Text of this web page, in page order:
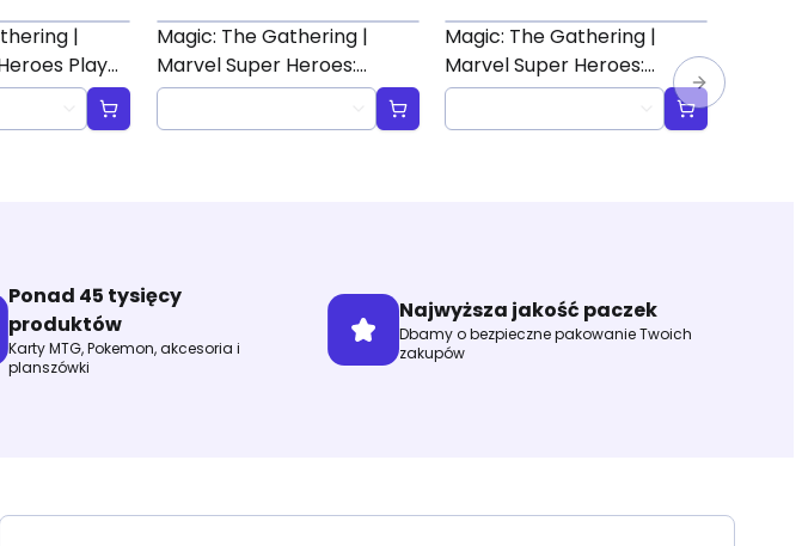
|
Play
Magic: The Gathering |
Marvel Super Heroes:
"Heroes United" Scene Box
Magic: The Gathering |
Marvel Super Heroes:
"Villains Unleashed" Scene
Box
Ponad 45 tysięcy
produktów
Karty MTG, Pokemon, akcesoria i
planszówki
Najwyższa jakość paczek
Dbamy o bezpieczne pakowanie Twoich
zakupów